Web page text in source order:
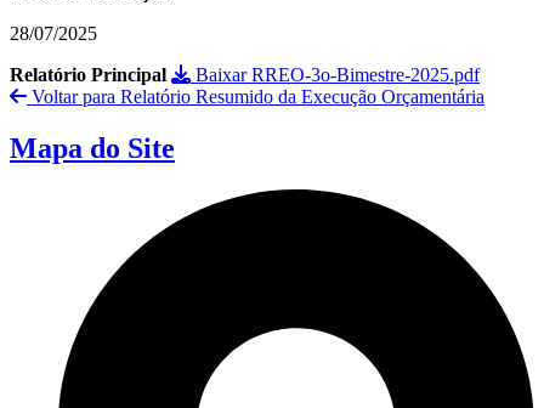
28/07/2025
Relatório Principal
Baixar RREO-3o-Bimestre-2025.pdf
Voltar para Relatório Resumido da Execução Orçamentária
Mapa do Site